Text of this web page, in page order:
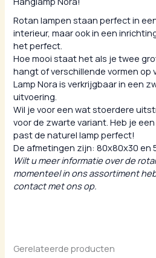
Rotan lampen staan perfect in
interieur, maar ook in een
het perfect.
Hoe mooi staat het als je twee
hangt of verschillende vormen op
Lamp Nora is verkrijgbaar in een
uitvoering.
Wil je voor een wat stoerdere
voor de zwarte variant. Heb je
past de naturel lamp perfect!
De afmetingen zijn: 80x80x30 en
Wilt u meer informatie over de
momenteel in ons assortiment
contact met ons op.
Gerelateerde producten